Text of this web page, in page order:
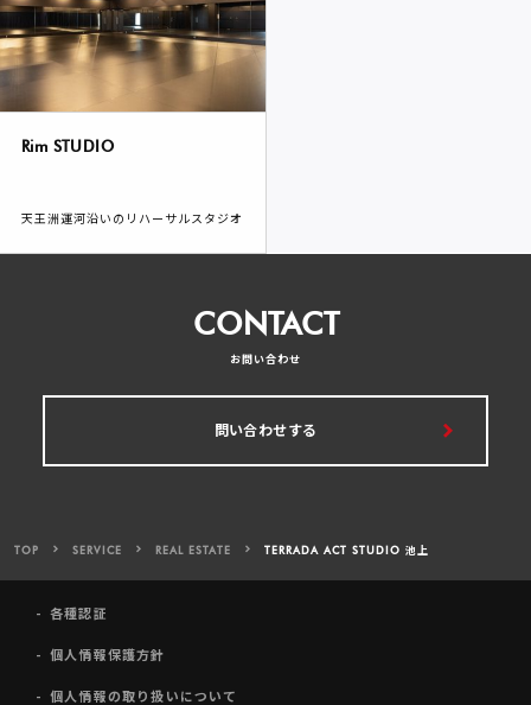
Rim STUDIO
天王洲運河沿いのリハーサルスタジオ
CONTACT
お問い合わせ
問い合わせする
TOP SERVICE REAL ESTATE TERRADA ACT STUDIO 池上
各種認証
個人情報保護方針
個人情報の取り扱いについて